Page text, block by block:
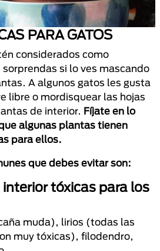
PARA GATOS
considerados como
si lo ves mascando
A algunos gatos les gusta
libre o mordisquear las hojas
de interior. Fíjate en lo
algunas plantas tienen
para ellos.
que debes evitar son:
tóxicas para los
muda), lirios (todas las
muy tóxicas), filodendro,